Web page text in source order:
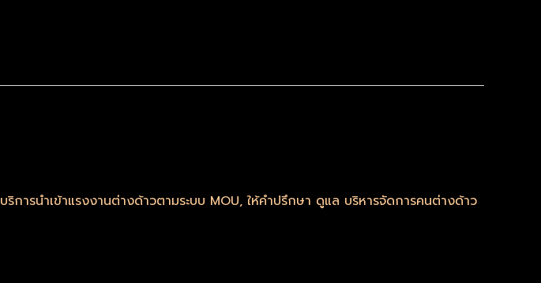
บริการนำเข้าแรงงานต่างด้าวตามระบบ MOU,ให้คำปรึกษา ดูแล บริหารจัดการคนต่างด้าว